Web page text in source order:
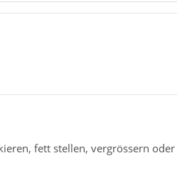
fett stellen, vergrössern